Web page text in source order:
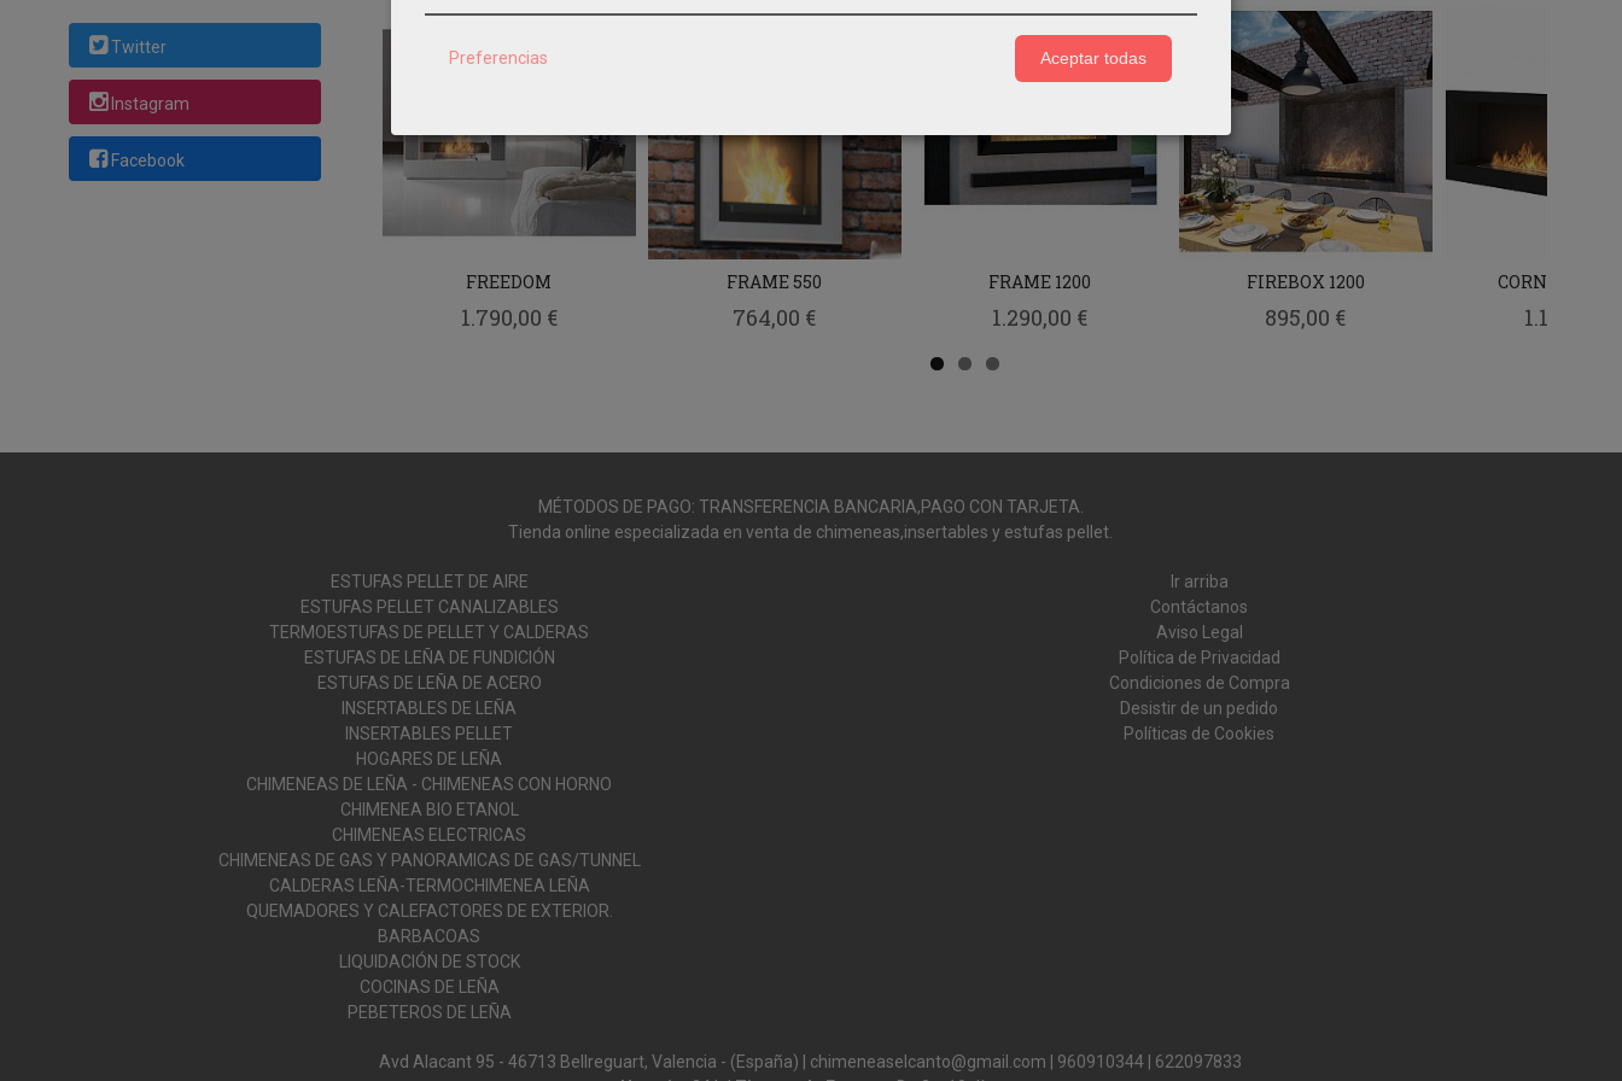
Twitter
Instagram
Facebook
FREEDOM
1.790,00 €
FRAME 550
764,00 €
FRAME 1200
1.290,00 €
FIREBOX 1200
895,00 €
CORNER 1200
1.170,00 €
MÉTODOS DE PAGO: TRANSFERENCIA BANCARIA,PAGO CON TARJETA.
Tienda online especializada en venta de chimeneas,insertables y estufas pellet.
ESTUFAS PELLET DE AIRE
ESTUFAS PELLET CANALIZABLES
TERMOESTUFAS DE PELLET Y CALDERAS
ESTUFAS DE LEÑA DE FUNDICIÓN
ESTUFAS DE LEÑA DE ACERO
INSERTABLES DE LEÑA
INSERTABLES PELLET
HOGARES DE LEÑA
CHIMENEAS DE LEÑA - CHIMENEAS CON HORNO
CHIMENEA BIO ETANOL
CHIMENEAS ELECTRICAS
CHIMENEAS DE GAS Y PANORAMICAS DE GAS/TUNNEL
CALDERAS LEÑA-TERMOCHIMENEA LEÑA
QUEMADORES Y CALEFACTORES DE EXTERIOR.
BARBACOAS
LIQUIDACIÓN DE STOCK
COCINAS DE LEÑA
PEBETEROS DE LEÑA
Ir arriba
Contáctanos
Aviso Legal
Política de Privacidad
Condiciones de Compra
Desistir de un pedido
Políticas de Cookies
Avd Alacant 95 - 46713 Bellreguart, Valencia - (España) | chimeneaselcanto@gmail.com | 960910344
622097833
Preferencias Aceptar todas